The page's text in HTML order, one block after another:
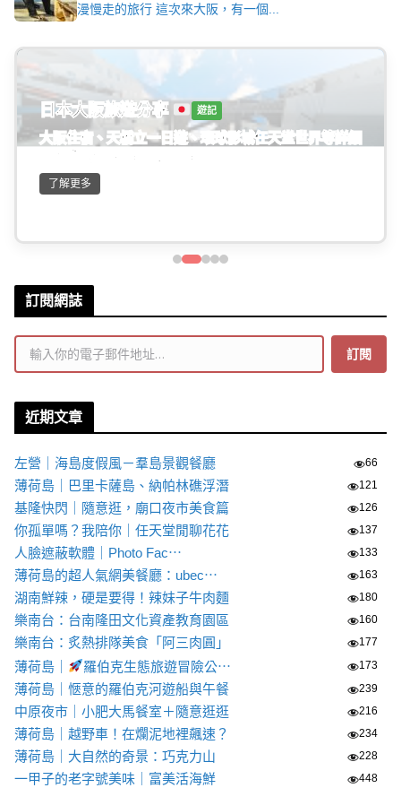
漫慢走的旅行 這次來大阪，有一個...
日本大阪旅遊分享 遊記
大阪住宿、天橋立一日遊、環球影城任天堂世界等詳細
旅遊資訊分享。(連載中...)
了解更多
訂閱網誌
輸入你的電子郵件地址…
訂閱
近期文章
左營｜海島度假風－羣島景觀餐廳 66
薄荷島｜巴里卡薩島、納帕林礁浮潛 121
基隆快閃｜隨意逛，廟口夜市美食篇 126
你孤單嗎？我陪你｜任天堂閒聊花花 137
人臉遮蔽軟體｜Photo Fac⋯ 133
薄荷島的超人氣網美餐廳：ubec⋯ 163
湖南鮮辣，硬是要得！辣妹子牛肉麵 180
樂南台：台南隆田文化資產教育園區 160
樂南台：炙熱排隊美食「阿三肉圓」 177
薄荷島｜ 羅伯克生態旅遊冒險公⋯ 173
薄荷島｜愜意的羅伯克河遊船與午餐 239
中原夜市｜小肥大馬餐室＋隨意逛逛 216
薄荷島｜越野車！在爛泥地裡飆速？ 234
薄荷島｜大自然的奇景：巧克力山 228
一甲子的老字號美味｜富美活海鮮 448